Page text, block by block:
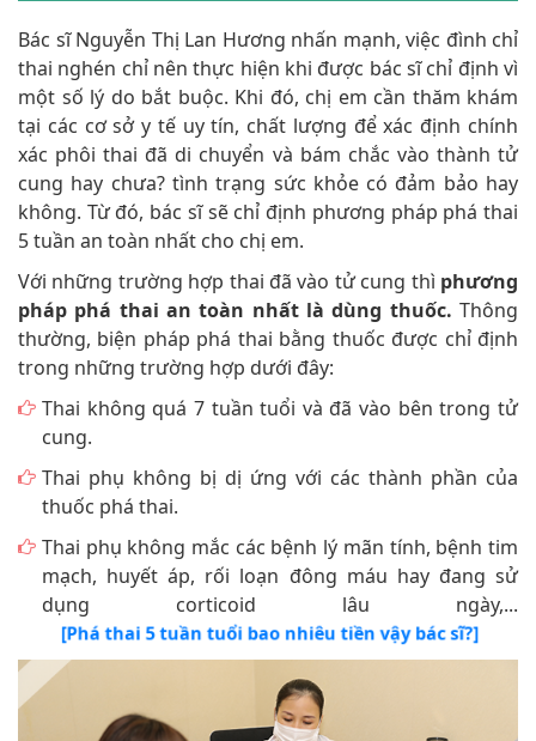
Bác sĩ Nguyễn Thị Lan Hương nhấn mạnh, việc đình chỉ
thai nghén chỉ nên thực hiện khi được bác sĩ chỉ định vì
một số lý do bắt buộc. Khi đó, chị em cần thăm khám
tại các cơ sở y tế uy tín, chất lượng để xác định chính
xác phôi thai đã di chuyển và bám chắc vào thành tử
cung hay chưa? tình trạng sức khỏe có đảm bảo hay
không. Từ đó, bác sĩ sẽ chỉ định phương pháp phá thai
5 tuần an toàn nhất cho chị em.
Với những trường hợp thai đã vào tử cung thì phương
pháp phá thai an toàn nhất là dùng thuốc. Thông
thường, biện pháp phá thai bằng thuốc được chỉ định
trong những trường hợp dưới đây:
Thai không quá 7 tuần tuổi và đã vào bên trong tử
cung.
Thai phụ không bị dị ứng với các thành phần của
thuốc phá thai.
Thai phụ không mắc các bệnh lý mãn tính, bệnh tim
mạch, huyết áp, rối loạn đông máu hay đang sử
dụng corticoid lâu ngày,...
[Phá thai 5 tuần tuổi bao nhiêu tiền vậy bác sĩ?]